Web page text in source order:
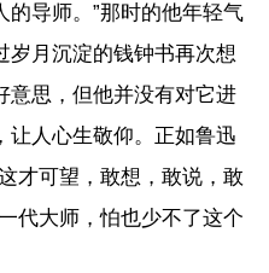
的导师。”那时的他年轻气
岁月沉淀的钱钟书再次想
意思，但他并没有对它进
让人心生敬仰。正如鲁迅
才可望，敢想，敢说，敢
代大师，怕也少不了这个